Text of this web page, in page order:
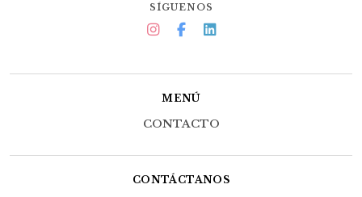
SÍGUENOS
MENÚ
CONTACTO
CONTÁCTANOS